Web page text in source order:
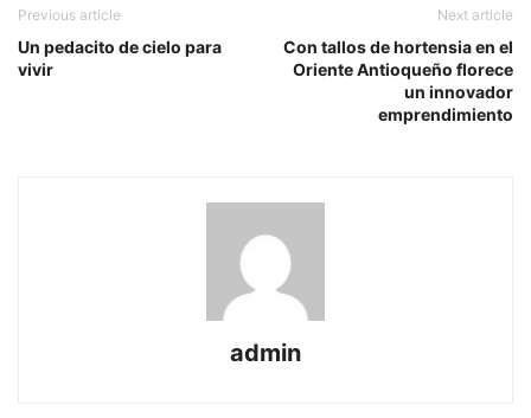
Previous article
Un pedacito de cielo para
vivir
Next article
Con tallos de hortensia en el
Oriente Antioqueño florece
un innovador
emprendimiento
admin